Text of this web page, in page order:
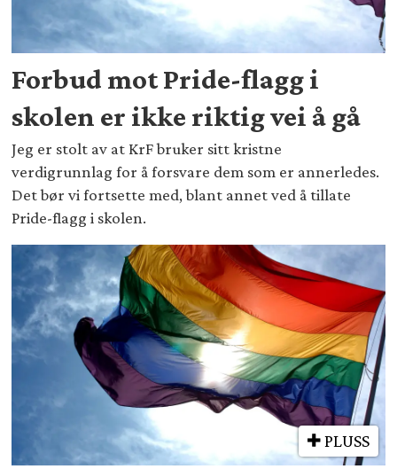
Forbud mot Pride-flagg i
skolen er ikke riktig vei å gå
Jeg er stolt av at KrF bruker sitt kristne
verdigrunnlag for å forsvare dem som er annerledes.
Det bør vi fortsette med, blant annet ved å tillate
Pride-flagg i skolen.
PLUSS